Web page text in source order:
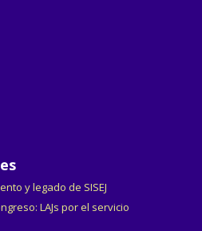
y legado de SISEJ
LAJs por el servicio